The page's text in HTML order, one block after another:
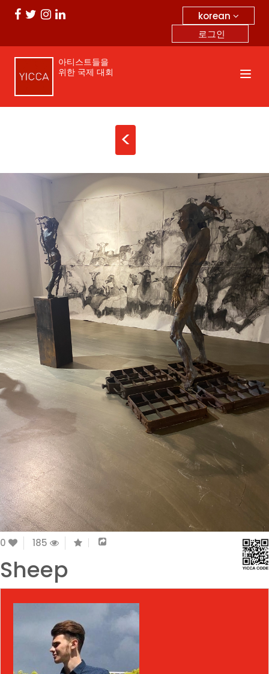
korean
로그인
아티스트들을
위한 국제 대회
<
0 185
Sheep